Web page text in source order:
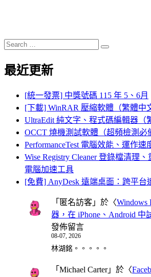
Search
for:
Search
最近更新
[統一發票] 中獎號碼 115 年 5、6月
[下載] WinRAR 壓縮軟體（繁體中
UltraEdit 純文字、程式碼編輯器（
OCCT 燒機測試軟體（超頻檢測必
PerformanceTest 電腦效能、運作
Wise Registry Cleaner 登錄檔清理
電腦加速工具
[免費] AnyDesk 遠端桌面：跨平台
「 匿名訪客 」於〈Windows
器，在 iPhone、Android 中
發佈留言
08-07, 2026
林湖銘。。。。。
「 Michael Carter」於〈